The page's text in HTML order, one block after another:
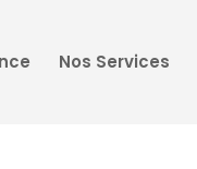
Nos Services